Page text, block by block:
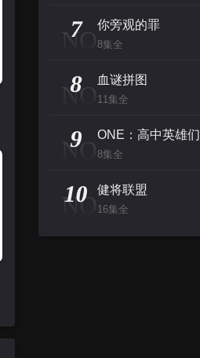
NO
7 你旁观的罪
8集全
NO
8 血谜拼图
11集全
NO
9 ONE：高中英雄们
8集全
NO
10 健将联盟
16集全